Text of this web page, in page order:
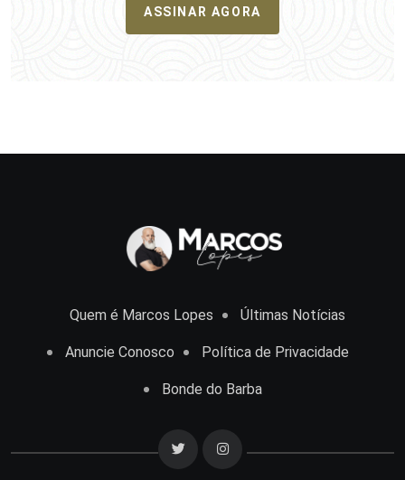
ASSINAR AGORA
Quem é Marcos Lopes Últimas Notícias
Anuncie Conosco Política de Privacidade
Bonde do Barba